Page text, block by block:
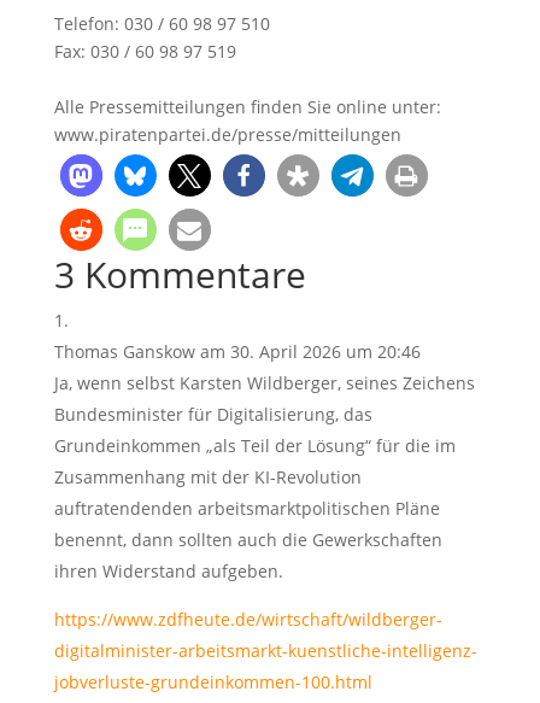
Telefon: 030 / 60 98 97 510
Fax: 030 / 60 98 97 519
Alle Pressemitteilungen finden Sie online unter:
www.piratenpartei.de/presse/mitteilungen
3 Kommentare
Thomas Ganskow am 30. April 2026 um 20:46
Ja, wenn selbst Karsten Wildberger, seines Zeichens
Bundesminister für Digitalisierung, das
Grundeinkommen „als Teil der Lösung“ für die im
Zusammenhang mit der KI-Revolution
auftratendenden arbeitsmarktpolitischen Pläne
benennt, dann sollten auch die Gewerkschaften
ihren Widerstand aufgeben.
https://www.zdfheute.de/wirtschaft/wildberger-
digitalminister-arbeitsmarkt-kuenstliche-intelligenz-
jobverluste-grundeinkommen-100.html